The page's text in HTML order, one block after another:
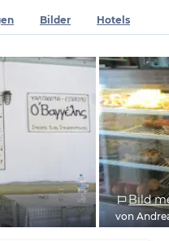
Bilder Hotels
Bild
von